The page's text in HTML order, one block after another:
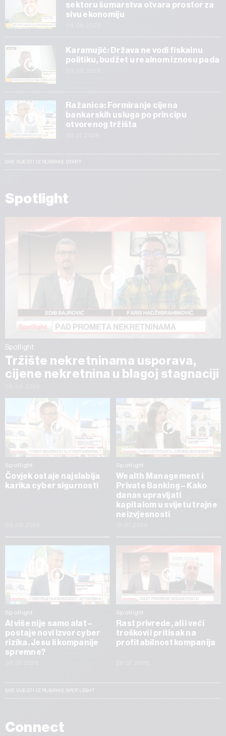
sektoru šumarstva otvara prostor za
sivu ekonomiju
Karamujić: Država ne vodi fiskalnu
politiku, budžet u realnom iznosu pada
Ražanica: Formiranje cijena
bankarskih usluga po principu
otvorenog tržišta
SVE VIJESTI IZ RUBRIKE START
Spotlight
Spotlight
Tržište nekretninama usporava,
cijene nekretnina u blagoj stagnaciji
Spotlight
Čovjek ostaje najslabija
karika cyber sigurnosti
Spotlight
Wealth Management i
Private Banking – Kako
danas upravljati
kapitalom u svijetu trajne
neizvjesnosti
Spotlight
AI više nije samo alat –
postaje novi izvor cyber
rizika. Jesu li kompanije
spremne?
Spotlight
Rast privrede, ali i veći
troškovi i pritisak na
profitabilnost kompanija
SVE VIJESTI IZ RUBRIKE SPOTLIGHT
Connect